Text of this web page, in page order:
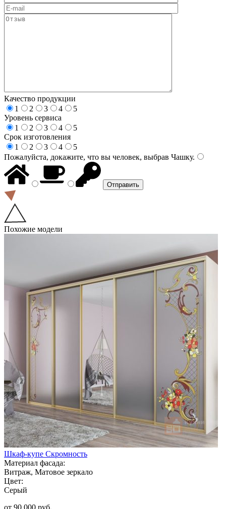
Качество продукции
1
2 3 4
5
Уровень сервиса
1
2 3 4
5
Срок изготовления
1
2 3 4
5
Пожалуйста, докажите, что вы человек, выбрав Чашку.
Похожие модели
Шкаф-купе Скромность
Материал фасада:
Витраж, Матовое зеркало
Цвет:
Серый
от 90 000 руб.